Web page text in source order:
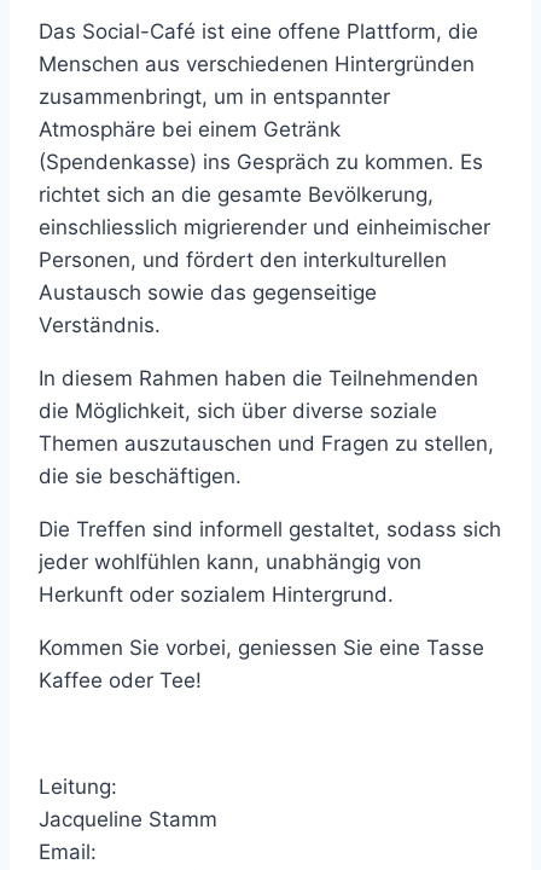
Das Social-Café ist eine offene Plattform, die
Menschen aus verschiedenen Hintergründen
zusammenbringt, um in entspannter
Atmosphäre bei einem Getränk
(Spendenkasse) ins Gespräch zu kommen. Es
richtet sich an die gesamte Bevölkerung,
einschliesslich migrierender und einheimischer
Personen, und fördert den interkulturellen
Austausch sowie das gegenseitige
Verständnis.
In diesem Rahmen haben die Teilnehmenden
die Möglichkeit, sich über diverse soziale
Themen auszutauschen und Fragen zu stellen,
die sie beschäftigen.
Die Treffen sind informell gestaltet, sodass sich
jeder wohlfühlen kann, unabhängig von
Herkunft oder sozialem Hintergrund.
Kommen Sie vorbei, geniessen Sie eine Tasse
Kaffee oder Tee!
Leitung:
Jacqueline Stamm
Email: